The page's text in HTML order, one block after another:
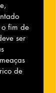
o fim de
ser
de